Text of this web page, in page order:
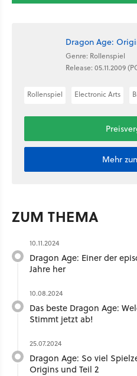
Dragon Age:
Genre: Rollenspiel
Release: 05.11.2009
Rollenspiel Electronic Arts
Mehr
ZUM THEMA
10.11.2024
Dragon Age: Einer der
Jahre her
10.08.2024
Das beste Dragon Age:
Stimmt jetzt ab!
25.07.2024
Dragon Age: So viel
Origins und Teil 2